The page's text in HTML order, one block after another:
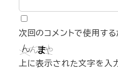
次回のコメントで使用する
上に表示された文字を入